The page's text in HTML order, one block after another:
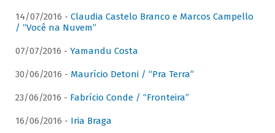
14/07/2016 - Claudia Castelo Branco e Marcos Campello
/ “Você na Nuvem”
07/07/2016 - Yamandu Costa
30/06/2016 - Maurício Detoni / “Pra Terra”
23/06/2016 - Fabrício Conde / “Fronteira”
16/06/2016 - Iria Braga